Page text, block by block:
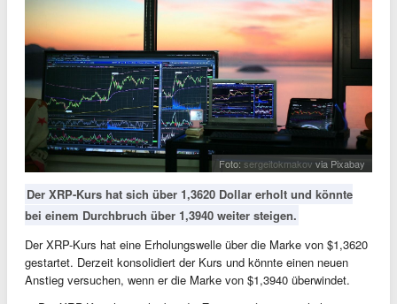
Foto: sergeitokmakov via Pixabay
Der XRP-Kurs hat sich über 1,3620 Dollar erholt und könnte
bei einem Durchbruch über 1,3940 weiter steigen.
Der XRP-Kurs hat eine Erholungswelle über die Marke von $1,3620
gestartet. Derzeit konsolidiert der Kurs und könnte einen neuen
Anstieg versuchen, wenn er die Marke von $1,3940 überwindet.